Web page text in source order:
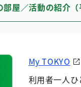
部屋／活動の紹介
My TOKYO
利用者一人